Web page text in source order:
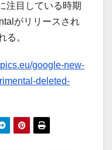
注目している時期
がリリースされ
る。
google-new-
deleted-